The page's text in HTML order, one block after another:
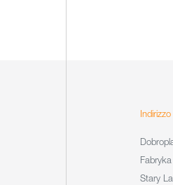
Indirizzo
Stary